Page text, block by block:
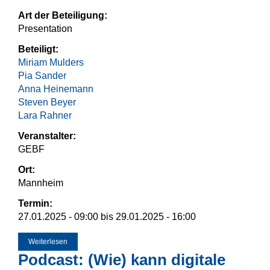
Art der Beteiligung:
Presentation
Beteiligt:
Miriam Mulders
Pia Sander
Anna Heinemann
Steven Beyer
Lara Rahner
Veranstalter:
GEBF
Ort:
Mannheim
Termin:
27.01.2025 - 09:00 bis 29.01.2025 - 16:00
Weiterlesen
Podcast: (Wie) kann digitale